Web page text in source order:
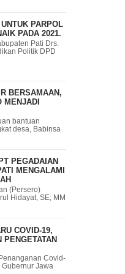
PARPOL
PADA 2021.
Pati Drs.
Politik DPD
BERSAMAAN,
MENJADI
bantuan
desa, Babinsa
PEGADAIAN
MENGALAMI
(Persero)
SE; MM
COVID-19,
PENGETATAN
Covid-
Jawa